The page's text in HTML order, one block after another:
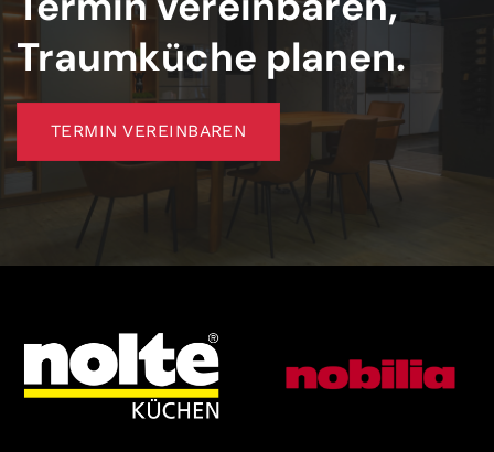
Traumküche planen.
TERMIN VEREINBAREN